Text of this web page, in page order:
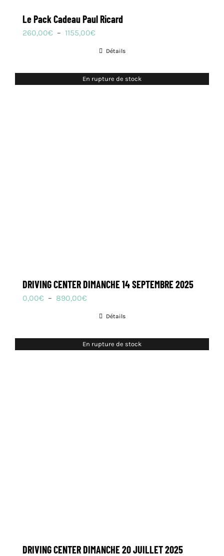
Le Pack Cadeau Paul Ricard
260,00€ – 1155,00€
à
Détails
En rupture de stock
DRIVING CENTER DIMANCHE 14 SEPTEMBRE 2025
0,00€ – 890,00€
à
Détails
En rupture de stock
DRIVING CENTER DIMANCHE 20 JUILLET 2025